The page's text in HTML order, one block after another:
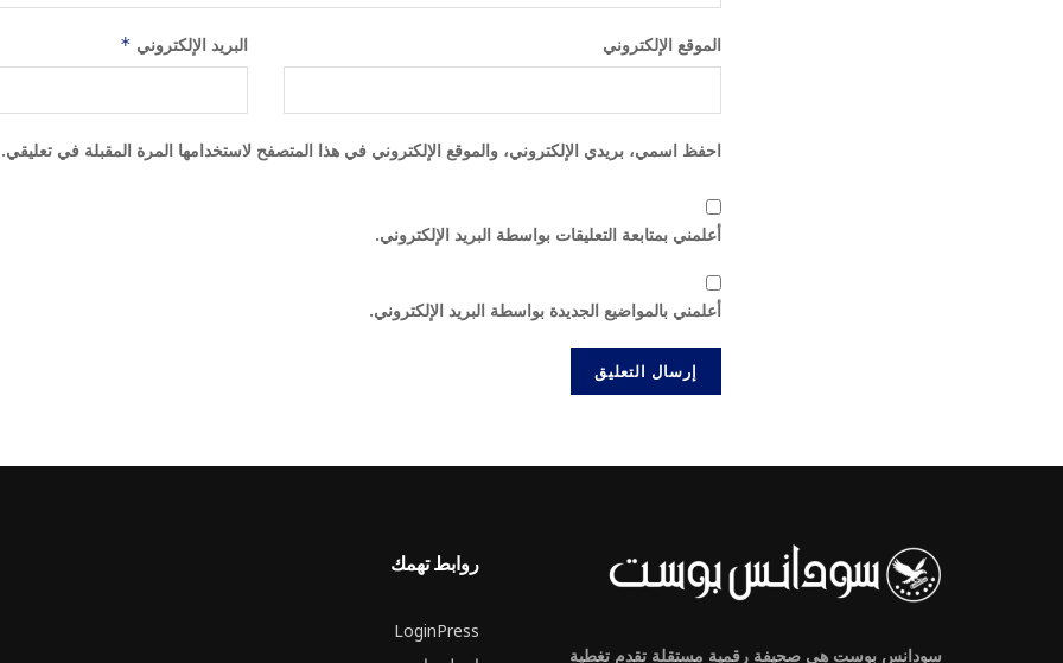
البريد الإلكتروني * الموقع الإلكتروني
احفظ اسمي، بريدي الإلكتروني، والموقع الإلكتروني في هذا المتصفح لاستخدامها المرة المقبلة في تعليقي.
أعلمني بمتابعة التعليقات بواسطة البريد الإلكتروني.
أعلمني بالمواضيع الجديدة بواسطة البريد الإلكتروني.
سودانس بوست هي صحيفة رقمية مستقلة تقدم تغطية
روابط تهمك
LoginPress